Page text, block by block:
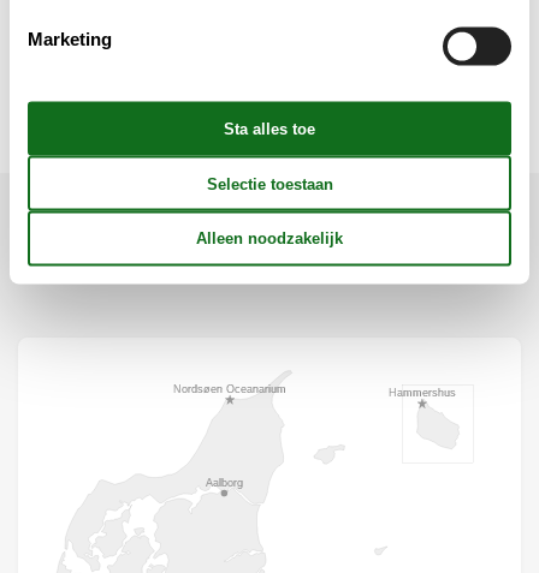
Ligging & omgeving
Marketing